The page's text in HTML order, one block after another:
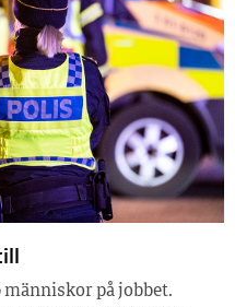
människor på jobbet.